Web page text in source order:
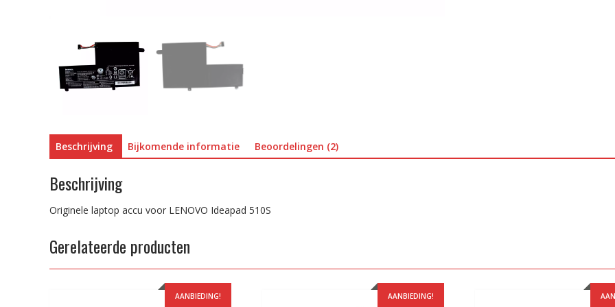
Beschrijving Bijkomende informatie Beoordelingen (2)
Beschrijving
Originele laptop accu voor LENOVO Ideapad 510S
Gerelateerde producten
AANBIEDING! AANBIEDING!